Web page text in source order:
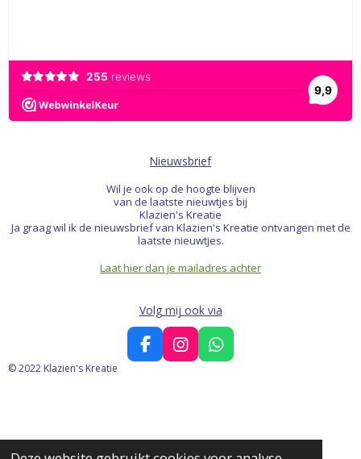
Nieuwsbrief
Wil je ook op de hoogte blijven
van de laatste nieuwtjes bij
Klazien's Kreatie
Ja graag wil ik de nieuwsbrief van Klazien's Kreatie ontvangen met de
laatste nieuwtjes.
Laat hier dan je mailadres achter
Volg mij ook via
F
a
I
n
W
h
© 2022 Klazien's Kreatie